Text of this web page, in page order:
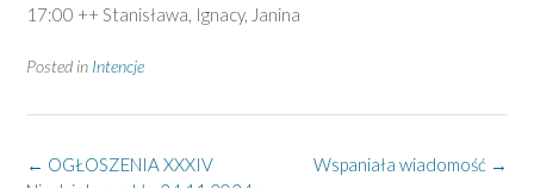
17:00 ++ Stanisława, Ignacy, Janina
Posted in Intencje
Post
Wspaniała wiadomość →
← OGŁOSZENIA XXXIV